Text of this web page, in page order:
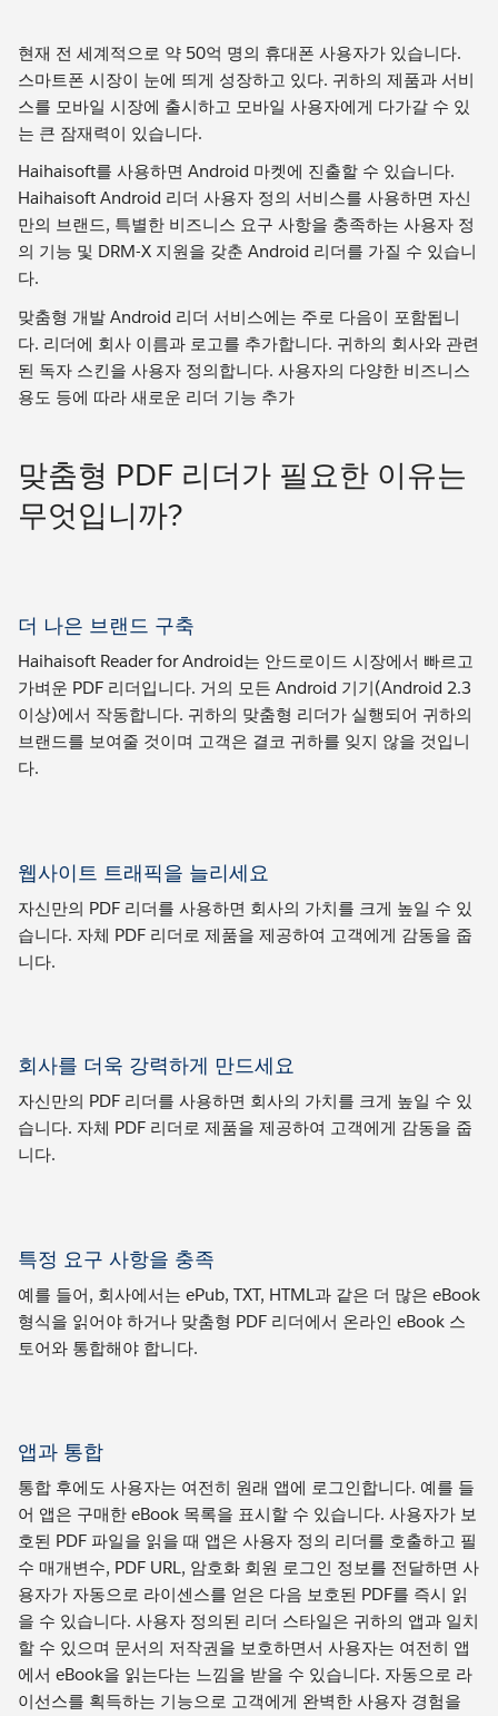
현재 전 세계적으로 약 50억 명의 휴대폰 사용자가 있습니다.
스마트폰 시장이 눈에 띄게 성장하고 있다. 귀하의 제품과 서비
스를 모바일 시장에 출시하고 모바일 사용자에게 다가갈 수 있
는 큰 잠재력이 있습니다.
Haihaisoft를 사용하면 Android 마켓에 진출할 수 있습니다.
Haihaisoft Android 리더 사용자 정의 서비스를 사용하면 자신
만의 브랜드, 특별한 비즈니스 요구 사항을 충족하는 사용자 정
의 기능 및 DRM-X 지원을 갖춘 Android 리더를 가질 수 있습니
다.
맞춤형 개발 Android 리더 서비스에는 주로 다음이 포함됩니
다. 리더에 회사 이름과 로고를 추가합니다. 귀하의 회사와 관련
된 독자 스킨을 사용자 정의합니다. 사용자의 다양한 비즈니스
용도 등에 따라 새로운 리더 기능 추가
맞춤형 PDF 리더가 필요한 이유는
무엇입니까?
더 나은 브랜드 구축
Haihaisoft Reader for Android는 안드로이드 시장에서 빠르고
가벼운 PDF 리더입니다. 거의 모든 Android 기기(Android 2.3
이상)에서 작동합니다. 귀하의 맞춤형 리더가 실행되어 귀하의
브랜드를 보여줄 것이며 고객은 결코 귀하를 잊지 않을 것입니
다.
웹사이트 트래픽을 늘리세요
자신만의 PDF 리더를 사용하면 회사의 가치를 크게 높일 수 있
습니다. 자체 PDF 리더로 제품을 제공하여 고객에게 감동을 줍
니다.
회사를 더욱 강력하게 만드세요
자신만의 PDF 리더를 사용하면 회사의 가치를 크게 높일 수 있
습니다. 자체 PDF 리더로 제품을 제공하여 고객에게 감동을 줍
니다.
특정 요구 사항을 충족
예를 들어, 회사에서는 ePub, TXT, HTML과 같은 더 많은 eBook
형식을 읽어야 하거나 맞춤형 PDF 리더에서 온라인 eBook 스
토어와 통합해야 합니다.
앱과 통합
통합 후에도 사용자는 여전히 원래 앱에 로그인합니다. 예를 들
어 앱은 구매한 eBook 목록을 표시할 수 있습니다. 사용자가 보
호된 PDF 파일을 읽을 때 앱은 사용자 정의 리더를 호출하고 필
수 매개변수, PDF URL, 암호화 회원 로그인 정보를 전달하면 사
용자가 자동으로 라이센스를 얻은 다음 보호된 PDF를 즉시 읽
을 수 있습니다. 사용자 정의된 리더 스타일은 귀하의 앱과 일치
할 수 있으며 문서의 저작권을 보호하면서 사용자는 여전히 앱
에서 eBook을 읽는다는 느낌을 받을 수 있습니다. 자동으로 라
이선스를 획득하는 기능으로 고객에게 완벽한 사용자 경험을